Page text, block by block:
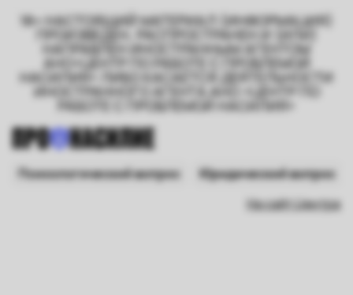
18+ НАСТОЯЩИЙ МАТЕРИАЛ (ИНФОРМАЦИЯ)
ПРОИЗВЕДЕН, РАСПРОСТРАНЕН И (ИЛИ)
НАПРАВЛЕН ИНОСТРАННЫМ АГЕНТОМ
АНО«ЦЕНТР ПО РАБОТЕ С ПРОБЛЕМОЙ
НАСИЛИЯ» ЛИБО КАСАЕТСЯ ДЕЯТЕЛЬНОСТИ
ИНОСТРАННОГО АГЕНТА АНО «ЦЕНТР ПО
РАБОТЕ С ПРОБЛЕМОЙ НАСИЛИЯ»
Психологический вопрос
Юридический вопрос
На сайт Центра